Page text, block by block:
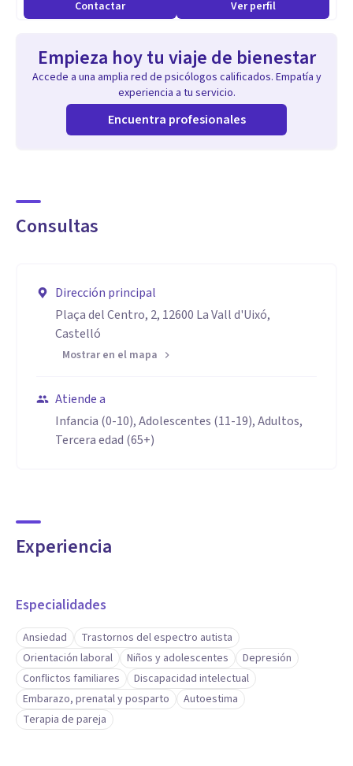
fuera el primero.
protagonistas de su proceso, porque el acompañamiento
terapéutico es un proceso, un camino a recorrer, sin prisa
pero sin pausa.
Contactar Ver perfil
Empieza hoy tu viaje de bienestar
Accede a una amplia red de psicólogos calificados. Empatía y
experiencia a tu servicio.
Encuentra profesionales
Consultas
Dirección principal
Plaça del Centro, 2, 12600 La Vall d'Uixó,
Castelló
Mostrar en el mapa
Atiende a
Infancia (0-10), Adolescentes (11-19), Adultos,
Tercera edad (65+)
Experiencia
Especialidades
Ansiedad
Trastornos del espectro autista
Orientación laboral
Niños y adolescentes
Depresión
Conflictos familiares
Discapacidad intelectual
Embarazo, prenatal y posparto
Autoestima
Terapia de pareja